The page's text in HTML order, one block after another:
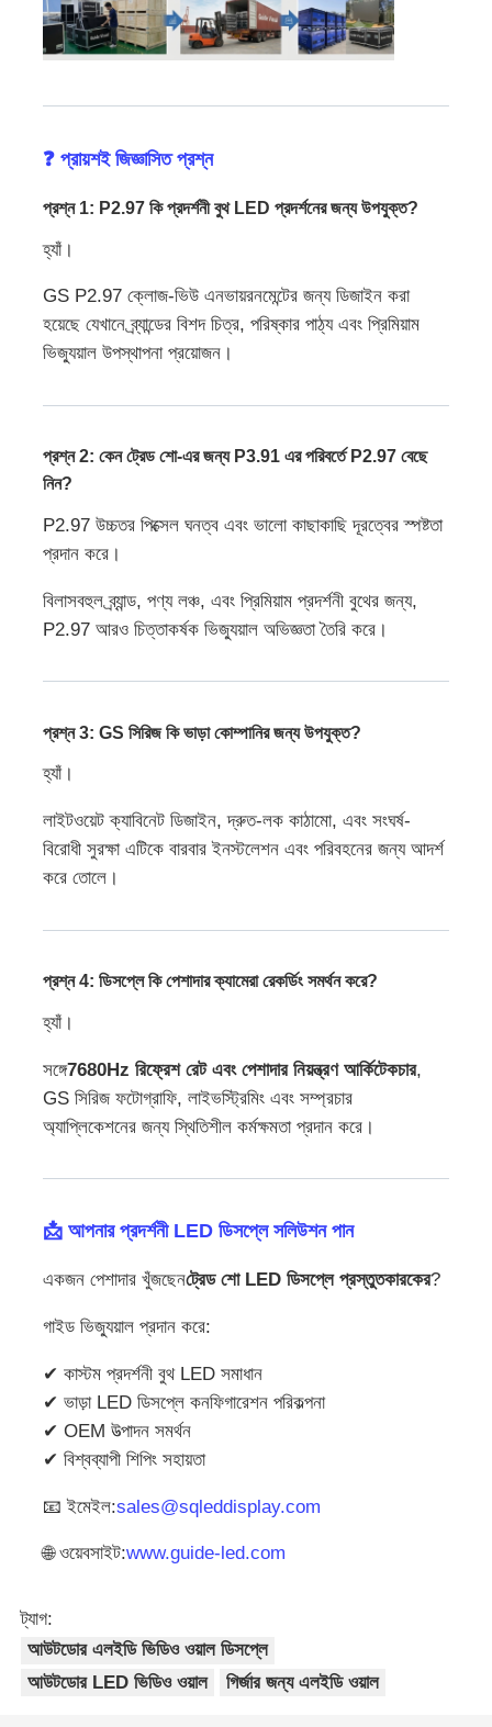
❓ প্রায়শই জিজ্ঞাসিত প্রশ্ন
প্রশ্ন 1: P2.97 কি প্রদর্শনী বুথ LED প্রদর্শনের জন্য উপযুক্ত?
হ্যাঁ।
GS P2.97 ক্লোজ-ভিউ এনভায়রনমেন্টের জন্য ডিজাইন করা
হয়েছে যেখানে ব্র্যান্ডের বিশদ চিত্র, পরিষ্কার পাঠ্য এবং প্রিমিয়াম
ভিজ্যুয়াল উপস্থাপনা প্রয়োজন।
প্রশ্ন 2: কেন ট্রেড শো-এর জন্য P3.91 এর পরিবর্তে P2.97 বেছে
নিন?
P2.97 উচ্চতর পিক্সেল ঘনত্ব এবং ভালো কাছাকাছি দূরত্বের স্পষ্টতা
প্রদান করে।
বিলাসবহুল ব্র্যান্ড, পণ্য লঞ্চ, এবং প্রিমিয়াম প্রদর্শনী বুথের জন্য,
P2.97 আরও চিত্তাকর্ষক ভিজ্যুয়াল অভিজ্ঞতা তৈরি করে।
প্রশ্ন 3: GS সিরিজ কি ভাড়া কোম্পানির জন্য উপযুক্ত?
হ্যাঁ।
লাইটওয়েট ক্যাবিনেট ডিজাইন, দ্রুত-লক কাঠামো, এবং সংঘর্ষ-
বিরোধী সুরক্ষা এটিকে বারবার ইনস্টলেশন এবং পরিবহনের জন্য আদর্শ
করে তোলে।
প্রশ্ন 4: ডিসপ্লে কি পেশাদার ক্যামেরা রেকর্ডিং সমর্থন করে?
হ্যাঁ।
সঙ্গে7680Hz রিফ্রেশ রেট এবং পেশাদার নিয়ন্ত্রণ আর্কিটেকচার,
GS সিরিজ ফটোগ্রাফি, লাইভস্ট্রিমিং এবং সম্প্রচার
অ্যাপ্লিকেশনের জন্য স্থিতিশীল কর্মক্ষমতা প্রদান করে।
📩 আপনার প্রদর্শনী LED ডিসপ্লে সলিউশন পান
একজন পেশাদার খুঁজছেনট্রেড শো LED ডিসপ্লে প্রস্তুতকারকের?
গাইড ভিজ্যুয়াল প্রদান করে:
✔ কাস্টম প্রদর্শনী বুথ LED সমাধান
✔ ভাড়া LED ডিসপ্লে কনফিগারেশন পরিকল্পনা
✔ OEM উত্পাদন সমর্থন
✔ বিশ্বব্যাপী শিপিং সহায়তা
📧 ইমেইল:sales@sqleddisplay.com
🌐 ওয়েবসাইট:www.guide-led.com
ট্যাগ:
আউটডোর এলইডি ভিডিও ওয়াল ডিসপ্লে
আউটডোর LED ভিডিও ওয়াল
গির্জার জন্য এলইডি ওয়াল